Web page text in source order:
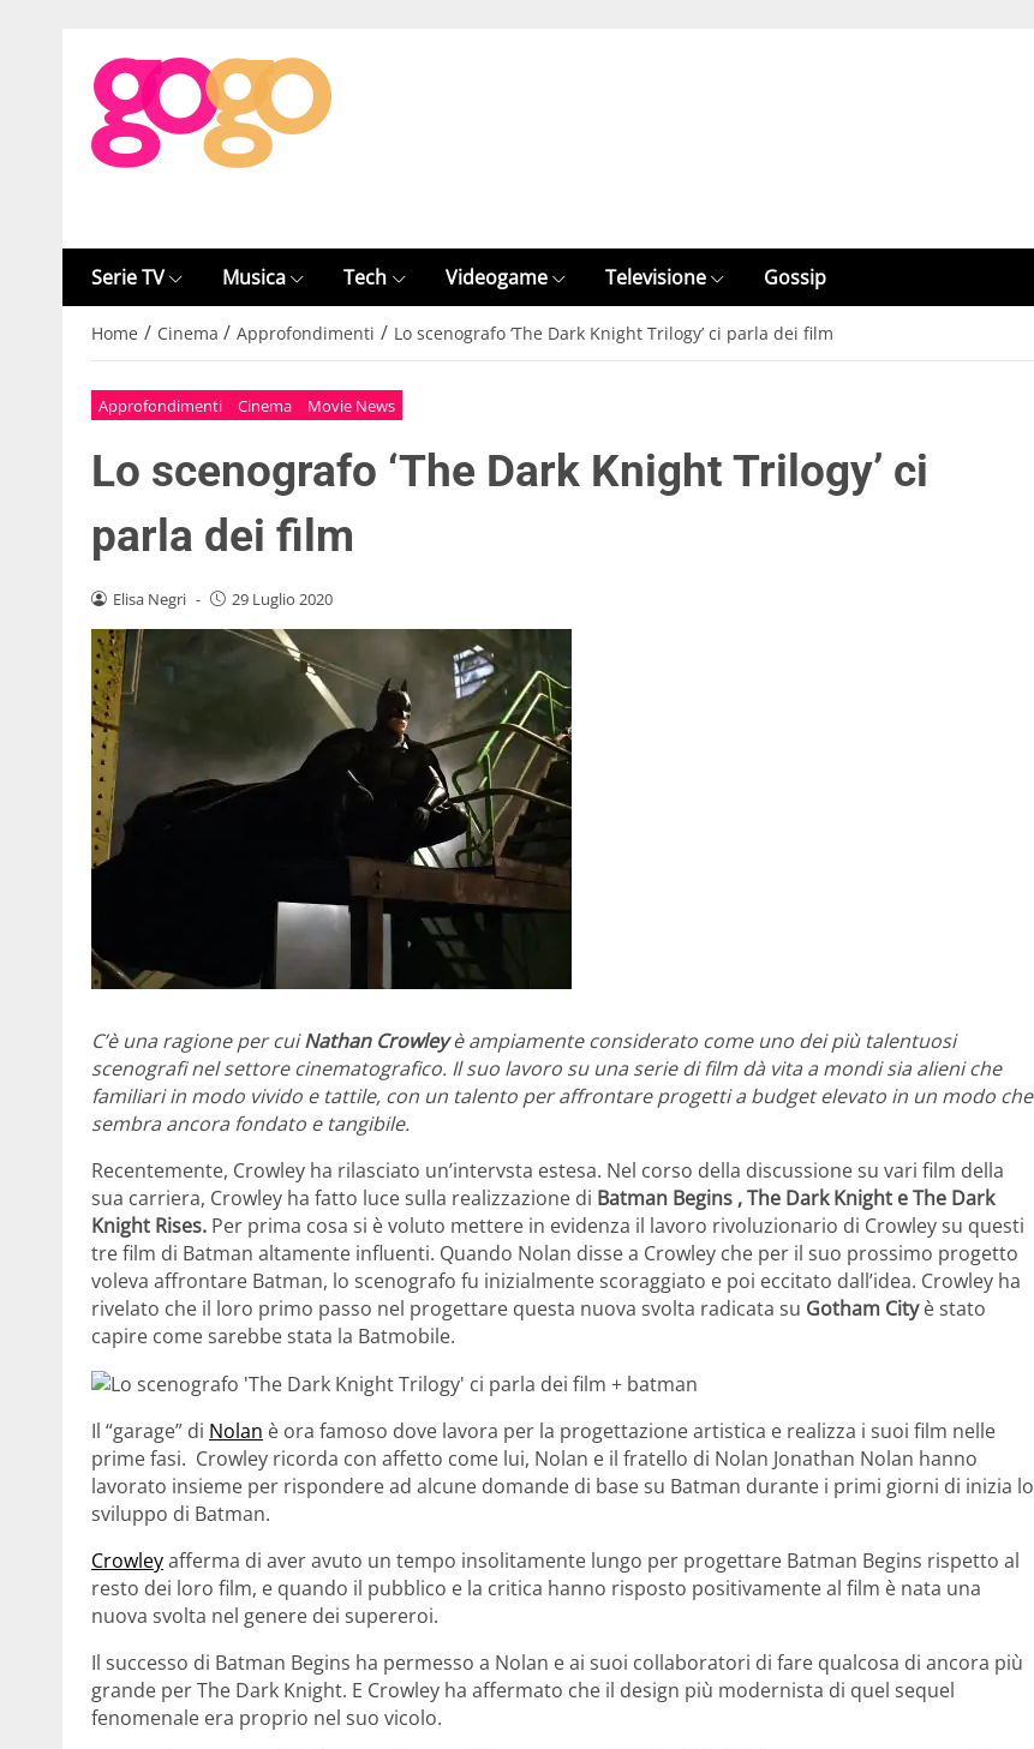
Serie TV Musica Tech Videogame Televisione Gossip
Home / Cinema / Approfondimenti / Lo scenografo ‘The Dark Knight Trilogy’ ci parla dei film
Approfondimenti Cinema Movie News
Lo scenografo ‘The Dark Knight Trilogy’ ci
parla dei film
Elisa Negri - 29 Luglio 2020
C’è una ragione per cuiNathan Crowleyè ampiamente considerato come uno dei più talentuosi
scenografi nel settore cinematografico. Il suo lavoro su una serie di film dà vita a mondi sia alieni che
familiari in modo vivido e tattile, con un talento per affrontare progetti a budget elevato in un modo che
sembra ancora fondato e tangibile.
Recentemente, Crowley ha rilasciato un’intervsta estesa. Nel corso della discussione su vari film della
sua carriera, Crowley ha fatto luce sulla realizzazione di Batman Begins , The Dark Knight e The Dark
Knight Rises. Per prima cosa si è voluto mettere in evidenza il lavoro rivoluzionario di Crowley su questi
tre film di Batman altamente influenti. Quando Nolan disse a Crowley che per il suo prossimo progetto
voleva affrontare Batman, lo scenografo fu inizialmente scoraggiato e poi eccitato dall’idea. Crowley ha
rivelato che il loro primo passo nel progettare questa nuova svolta radicata su Gotham Cityè stato
capire come sarebbe stata la Batmobile.
Il “garage” di Nolan è ora famoso dove lavora per la progettazione artistica e realizza i suoi film nelle
prime fasi. Crowley ricorda con affetto come lui, Nolan e il fratello di Nolan Jonathan Nolan hanno
lavorato insieme per rispondere ad alcune domande di base su Batman durante i primi giorni di inizia lo
sviluppo di Batman.
Crowleyafferma di aver avuto un tempo insolitamente lungo per progettare Batman Begins rispetto al
resto dei loro film, e quando il pubblico e la critica hanno risposto positivamente al film è nata una
nuova svolta nel genere dei supereroi.
Il successo di Batman Begins ha permesso a Nolan e ai suoi collaboratori di fare qualcosa di ancora più
grande per The Dark Knight. E Crowley ha affermato che il design più modernista di quel sequel
fenomenale era proprio nel suo vicolo.